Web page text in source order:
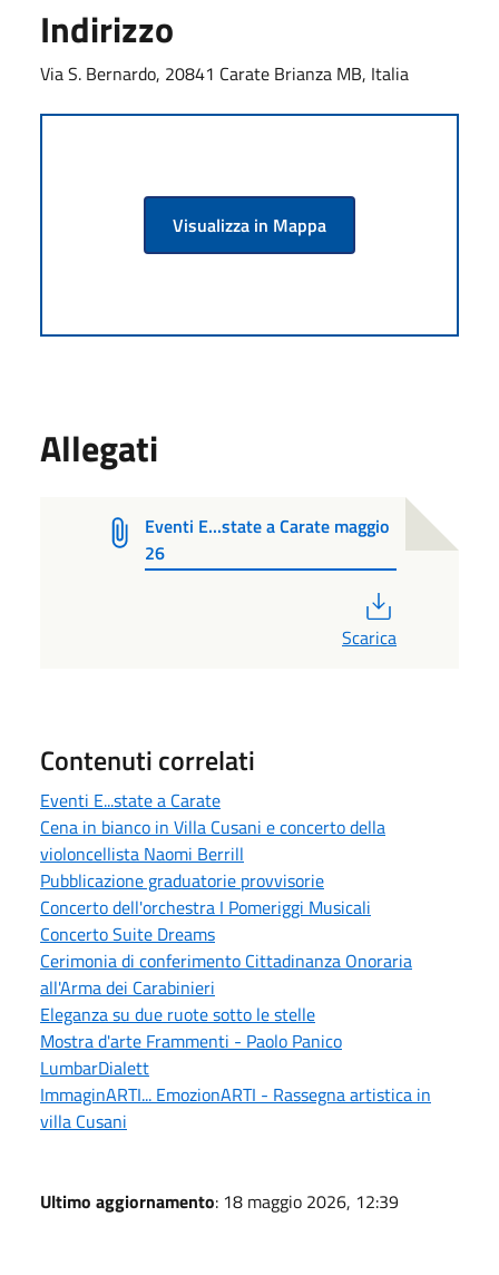
Indirizzo
Via S. Bernardo, 20841 Carate Brianza MB, Italia
Visualizza in Mappa
Allegati
Eventi E...state a Carate maggio
26
Scarica
Contenuti correlati
Eventi E...state a Carate
Cena in bianco in Villa Cusani e concerto della
violoncellista Naomi Berrill
Pubblicazione graduatorie provvisorie
Concerto dell'orchestra I Pomeriggi Musicali
Concerto Suite Dreams
Cerimonia di conferimento Cittadinanza Onoraria
all'Arma dei Carabinieri
Eleganza su due ruote sotto le stelle
Mostra d'arte Frammenti - Paolo Panico
LumbarDialett
ImmaginARTI... EmozionARTI - Rassegna artistica in
villa Cusani
Ultimo aggiornamento: 18 maggio 2026, 12:39